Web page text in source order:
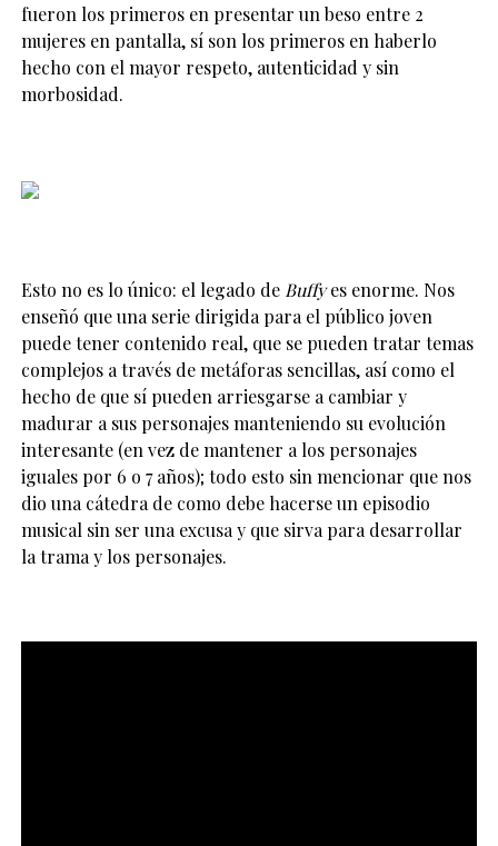
fueron los primeros en presentar un beso entre 2
mujeres en pantalla, sí son los primeros en haberlo
hecho con el mayor respeto, autenticidad y sin
morbosidad.
Esto no es lo único: el legado de Buffyes enorme. Nos
enseñó que una serie dirigida para el público joven
puede tener contenido real, que se pueden tratar temas
complejos a través de metáforas sencillas, así como el
hecho de que sí pueden arriesgarse a cambiar y
madurar a sus personajes manteniendo su evolución
interesante (en vez de mantener a los personajes
iguales por 6 o 7 años); todo esto sin mencionar que nos
dio una cátedra de como debe hacerse un episodio
musical sin ser una excusa y que sirva para desarrollar
la trama y los personajes.